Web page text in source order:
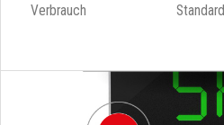
Verbrauch Standard